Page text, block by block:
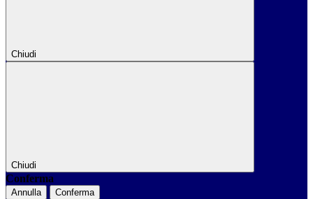
Chiudi
Chiudi
Conferma
Annulla Conferma